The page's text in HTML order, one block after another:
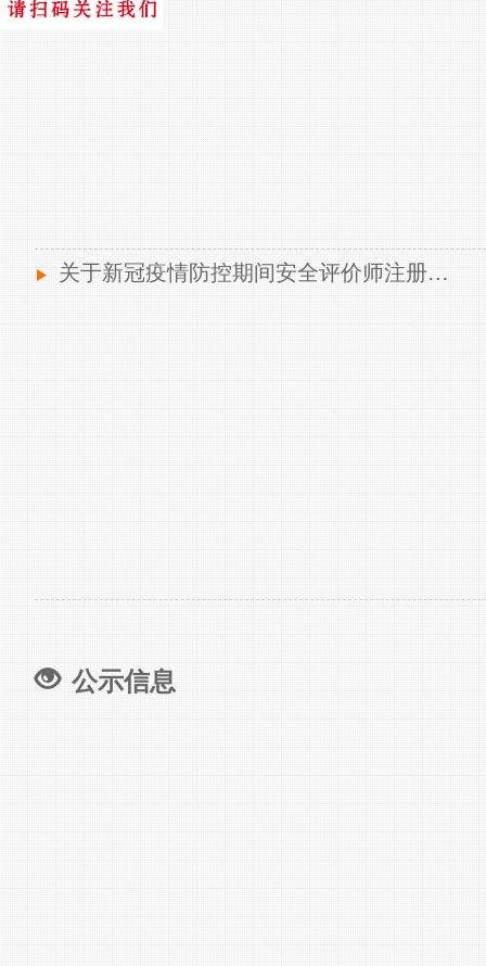
关于新冠疫情防控期间安全评价师注册…
公示信息